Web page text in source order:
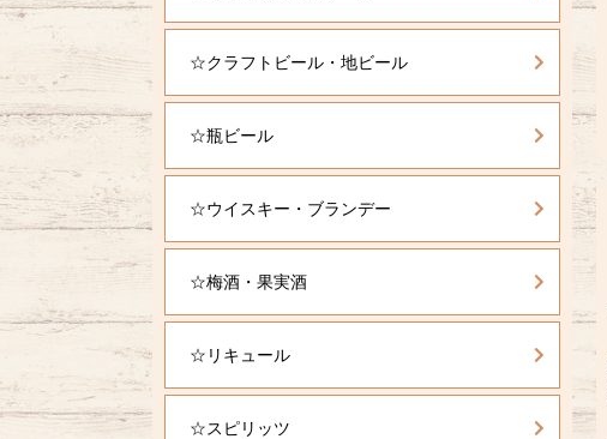
☆クラフトビール・地ビール
☆瓶ビール
☆ウイスキー・ブランデー
☆梅酒・果実酒
☆リキュール
☆スピリッツ